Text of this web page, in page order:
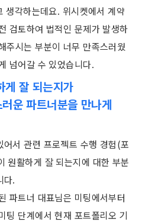
생각하는데요. 위시켓에서 계약
검토하여 법적인 문제가 발생하
주시는 부분이 너무 만족스러웠
넘어갈 수 있었습니다.
게 잘 되는지가
운 파트너분을 만나게
어서 관련 프로젝트 수행 경험(포
원활하게 잘 되는지에 대한 부분
다.
파트너 대표님은 미팅에서부터
팅 단계에서 현재 포트폴리오 기